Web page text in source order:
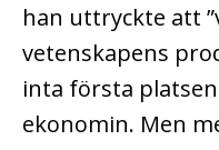
han uttryckte att
vetenskapens
inta första
ekonomin. Men